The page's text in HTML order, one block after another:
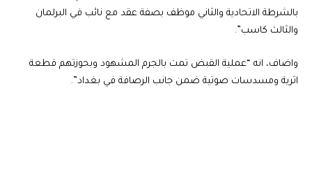
بالشرطة الاتحادية والثاني موظف بصفة عقد مع نائب في البرلمان
والثالث كاسب”.
واضاف، انه “عملية القبض تمت بالجرم المشهود وبحوزتهم قطعة
اثرية ومسدسات صوتية ضمن جانب الرصافة في بغداد”.